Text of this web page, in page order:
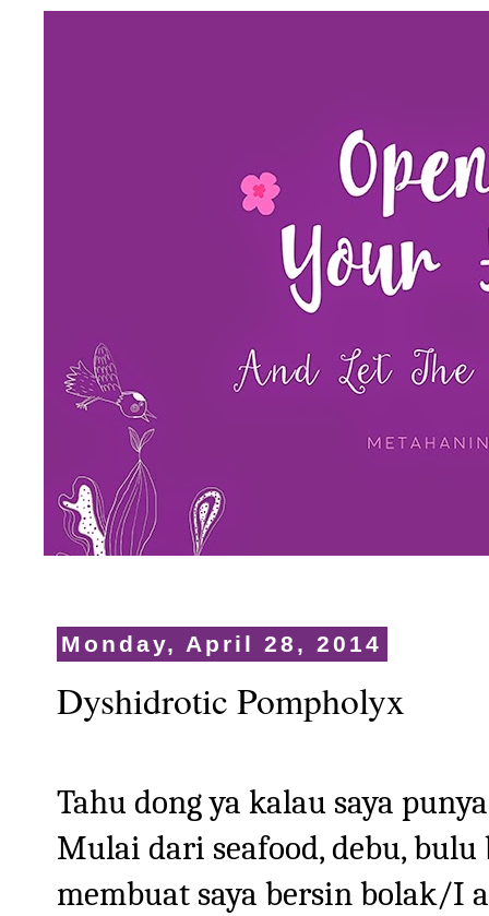
Monday, April 28, 2014
Dyshidrotic Pompholyx
Tahu dong ya kalau saya
Mulai dari seafood, debu,
membuat saya bersin bolak/I